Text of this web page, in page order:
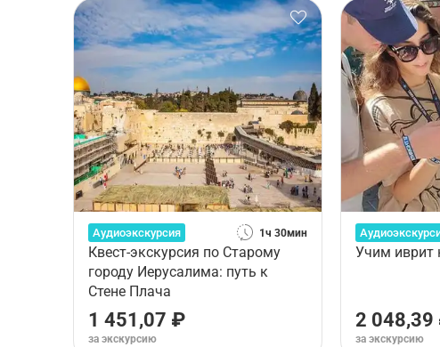
Аудиоэкскурсия 1ч 30мин
Квест-экскурсия по Старому
городу Иерусалима: путь к
Стене Плача
1 451,07 ₽
за экскурсию
Учим иврит
2 048,39
за экскурсию